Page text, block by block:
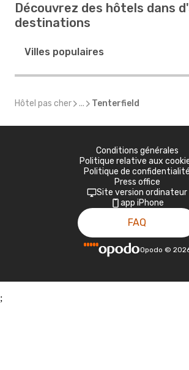
Découvrez des hôtels dans
destinations
Villes populaires
Hôtel pas cher ... Tenterfield
Conditions générales
Politique relative aux
Politique de confidentialité
Press office
Site version ordinateur
app iPhone
FAQ
Opodo ©
;